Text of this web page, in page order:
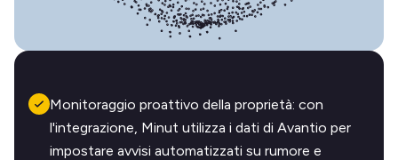
Monitoraggio proattivo della proprietà: con
l'integrazione, Minut utilizza i dati di Avantio per
impostare avvisi automatizzati su rumore e